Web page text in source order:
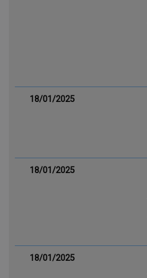
18/01/2025
18/01/2025
18/01/2025